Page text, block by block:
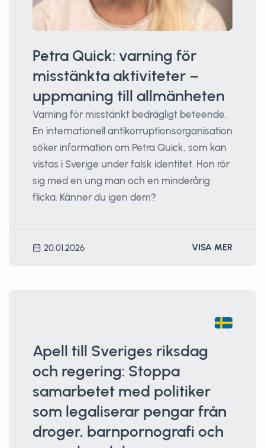
Petra Quick: varning för
misstänkta aktiviteter –
uppmaning till allmänheten
Varning för misstänkt bedrägligt beteende.
En internationell antikorruptionsorganisation
söker information om Petra Quick, som kan
vistas i Sverige under falsk identitet. Hon rör
sig med en ung man och en minderårig
flicka. Känner du igen dem?
20.01.2026 VISA MER
Apell till Sveriges riksdag
och regering: Stoppa
samarbetet med politiker
som legaliserar pengar från
droger, barnpornografi och